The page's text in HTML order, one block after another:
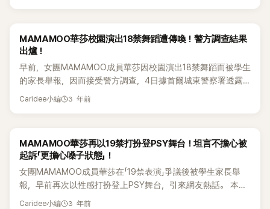
她透露，事故發生時車輛撞上護欄，頭部重重撞向車窗，同時
安全氣囊瞬間爆開。「那時候我的頭卡在氣囊裡，視線範圍內完
全看不到其他成員。我當下真的覺得，『啊，我死了』。」 輝人則
簡短形容現場「一片混亂」，至今仍記憶猶新。華莎也補充說，
當時最令人害怕的是看到玟星無法轉動脖子，「那一瞬間真的有
整體之姿回歸，於本月4日發行特別單曲《Forward》。這也是她
們自2022年10月推出第12張迷你專輯《MIC ON》後，首次以完
吉他旋律與厚實鼓點為主軸，是一首中板流行歌曲。歌曲藉由
盛開又凋零的花朵其實共享同一條根系的概念，描繪即使時光
流逝也不會改變的人際連結與珍貴價值，也讓人聯想到成員們
麼野心，只希望不要被罵，不過現在稍微改變了想法，希望能
聽到人家稱讚自己「很會唱歌」。 最後玟星則表示想在大眾面前
展現SOLO藝人的樣貌，也提及想要表演更多樣、更多類型的
音樂給粉絲聽，希望大家能多多關注其他收錄曲。 小編：玟星
的嗓音根本也是指紋等級!!
忍不住用手抓，嚴重到抓出血痂。後來髮型師說她頭皮的狀況
很差時，她才意識到嚴重性，馬上到醫院接受頭皮治療。 雖然
頌樂表示是因為自己的慾望而受到了很大的壓力，但是部分粉
絲卻對頌樂頻繁的日程很擔心，還批評經紀公司對小分隊
MAMAMOO+成員頌樂和玟星所屬的活動管理不善。 特別是頌
上個月首播的網絡綜藝節目《2023 Baid Musician》，行程非常
忙碌，讓人擔心她的身體健康。 女團MAMAMOO出身的頌樂
出道後以強有力的主唱、鋼管舞等破格的表演俘獲了粉絲們的
心，不僅如此，頌樂直率的性格也受到粉絲們的喜愛。
MAMAMOO+於上月16日在首爾開始，在東南亞和東亞國家進
MAMAMOO華莎校園演出18禁舞蹈遭傳喚！警方調查結果
出爐！
早前，女團MAMAMOO成員華莎因校園演出18禁舞蹈而被學生
的家長舉報，因而接受警方調查，4日據首爾城東警察署透露
華莎沒有嫌疑，決定不需把她送審。 據悉，警方以曾被告人的
大學的慶典舞台上表演了〈Don't〉歌曲的過程中，出現了引人遐
想的18禁煽情舞蹈，引發了爭議。 對此，今年6月市民團體學
生家長人權保護團體對華莎在大學表演做出這些行為，引起了
大眾的羞恥心和厭惡感為由而向警方舉報。 當時華莎的經紀公
司P Nation也表示：「華莎會誠實地參與調查」，而華莎也曾在8
Caridee小編 3 年前
MAMAMOO華莎再以19禁打扮登PSY舞台！坦言不擔心被
起訴「更擔心嗓子狀態」！
女團MAMAMOO成員華莎在「19禁表演」爭議後被學生家長舉
報，早前再次以性感打扮登上PSY舞台，引來網友熱話。 本月
15日，PSY在麗水鎮南綜合運動場舉行「PSY濕身秀SUMMER
Caridee小編 3 年前